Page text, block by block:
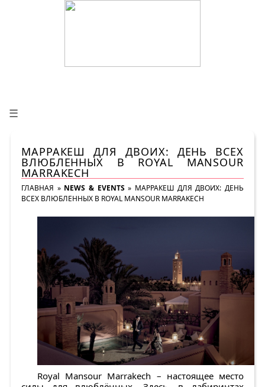
☰
МАРРАКЕШ ДЛЯ ДВОИХ: ДЕНЬ ВСЕХ
ВЛЮБЛЕННЫХ В ROYAL MANSOUR
MARRAKECH
ГЛАВНАЯ » NEWS & EVENTS » МАРРАКЕШ ДЛЯ ДВОИХ: ДЕНЬ
ВСЕХ ВЛЮБЛЕННЫХ В ROYAL MANSOUR MARRAKECH
Royal Mansour Marrakech – настоящее место